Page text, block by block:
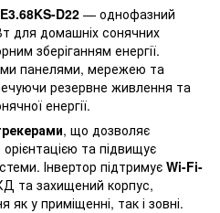
D22— однофазний
для домашніх сонячних
зберіганням енергії.
панелями, мережею та
резервне живлення та
енергії.
, що дозволяє
та підвищує
Інвертор підтримує Wi-Fi-
та захищений корпус,
у приміщенні, так і зовні.